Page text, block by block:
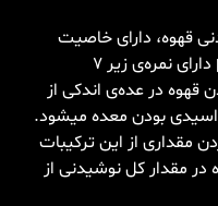
قهوه‌، دارای خاصیت
اسیدی هستند، یعنی در مقیاس ph دارای نمره‌ی زیر ۷
قهوه در عده‌ی اندکی از
بودن معده میشود.
مقداری از این ترکیبات
مقدار کل نوشیدنی از